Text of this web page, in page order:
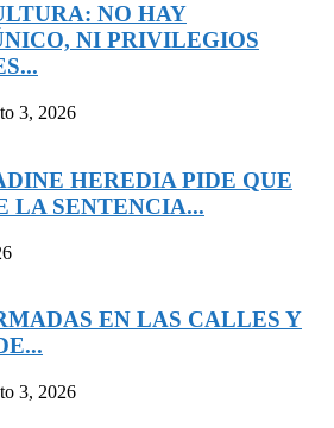
NO HAY
NI PRIVILEGIOS
3, 2026
HEREDIA PIDE QUE
LA SENTENCIA...
EN LAS CALLES Y
3, 2026